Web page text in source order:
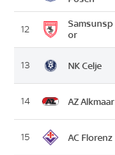
12
Samsunsp
or
13 NK Celje
14 AZ Alkmaar
15 AC Florenz